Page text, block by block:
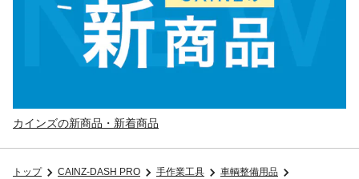
カインズの新商品・新着商品
トップ CAINZ-DASH PRO 手作業工具
車輌整備用品